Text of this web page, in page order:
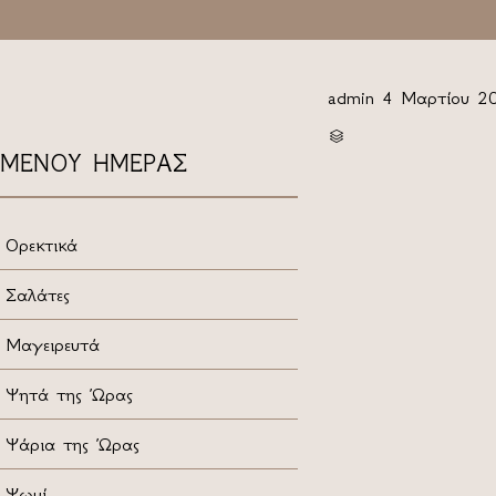
admin 4 Μαρτίου

ΜΕΝΟΥ ΗΜΕΡΑΣ
Ορεκτικά
Σαλάτες
Μαγειρευτά
Ψητά της Ώρας
Ψάρια της Ώρας